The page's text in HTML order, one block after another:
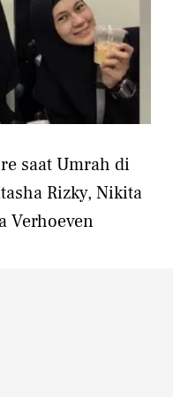
saat Umrah di
Rizky, Nikita
Verhoeven